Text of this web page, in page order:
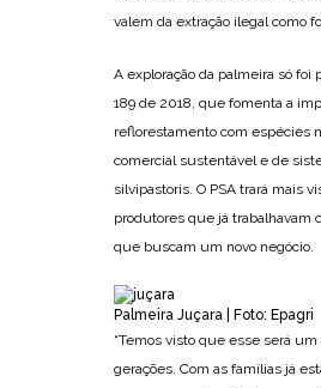
valem da extração ilegal como
A exploração da palmeira só foi
189 de 2018, que fomenta a
reflorestamento com espécies
comercial sustentável e de
silvipastoris. O PSA trará mais
produtores que já trabalhavam
que buscam um novo negócio.
Palmeira Juçara | Foto: Epagri
“Temos visto que esse será um
gerações. Com as famílias já